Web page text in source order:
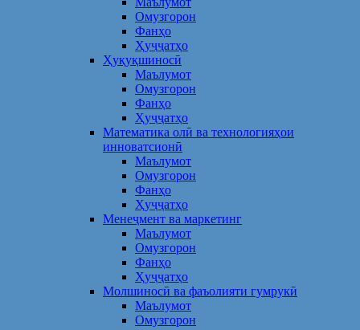
Омузгорон
Фанҳо
Ҳуҷҷатҳо
Ҳуқуқшиносӣ
Маълумот
Омузгорон
Фанҳо
Ҳуҷҷатҳо
Математика олӣ ва технологияҳои
инноватсионӣ
Маълумот
Омузгорон
Фанҳо
Ҳуҷҷатҳо
Менеҷмент ва маркетинг
Маълумот
Омузгорон
Фанҳо
Ҳуҷҷатҳо
Молшиносӣ ва фаъолияти гумрукӣ
Маълумот
Омузгорон